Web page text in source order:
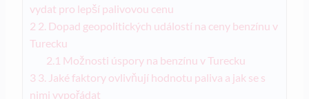
vydat pro lepší palivovou cenu
2 2. Dopad geopolitických událostí na ceny benzínu v
Turecku
2.1 Možnosti úspory na benzínu v Turecku
3 3. Jaké faktory ovlivňují hodnotu paliva a jak se s
nimi vypořádat